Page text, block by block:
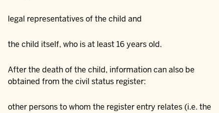
legal representatives of the child and
the child itself, who is at least 16 years old.
After the death of the child, information can also be
obtained from the civil status register:
other persons to whom the register entry relates (i.e. the